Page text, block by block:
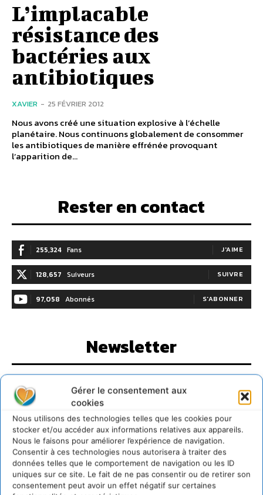
Gérer le consentement aux
cookies
Nous utilisons des technologies telles que les cookies pour
stocker et/ou accéder aux informations relatives aux appareils.
Nous le faisons pour améliorer l’expérience de navigation.
Consentir à ces technologies nous autorisera à traiter des
données telles que le comportement de navigation ou les ID
uniques sur ce site. Le fait de ne pas consentir ou de retirer son
consentement peut avoir un effet négatif sur certaines
L’implacable
résistance des
bactéries aux
antibiotiques
XAVIER - 25 FÉVRIER 2012
Nous avons créé une situation explosive à l’échelle
planétaire. Nous continuons globalement de consommer
les antibiotiques de manière effrénée provoquant
l’apparition de...
Rester en contact
255,324 Fans J'AIME
128,657 Suiveurs SUIVRE
97,058 Abonnés S'ABONNER
Newsletter
I WANT IN
Cd'actualité